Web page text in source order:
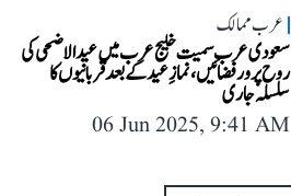
عرب ممالک
سعودی عرب سمیت خلیج عرب میں عیدالاضحی کی
روح پرور فضائیں، نمازِ عید کے بعد قربانیوں کا
سلسلہ جاری
06 Jun 2025, 9:41 AM